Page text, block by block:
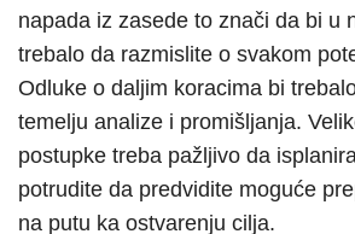
napada iz zasede to znači da bi u
trebalo da razmislite o svakom
Odluke o daljim koracima bi
temelju analize i promišljanja.
postupke treba pažljivo da
potrudite da predvidite moguće
na putu ka ostvarenju cilja.